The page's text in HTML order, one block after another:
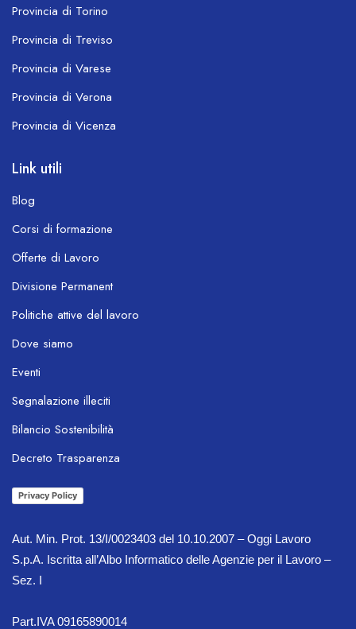
Provincia di Torino
Provincia di Treviso
Provincia di Varese
Provincia di Verona
Provincia di Vicenza
Link utili
Blog
Corsi di formazione
Offerte di Lavoro
Divisione Permanent
Politiche attive del lavoro
Dove siamo
Eventi
Segnalazione illeciti
Bilancio Sostenibilità
Decreto Trasparenza
Privacy Policy
Aut. Min. Prot. 13/I/0023403 del 10.10.2007 – Oggi Lavoro
S.p.A. Iscritta all’Albo Informatico delle Agenzie per il Lavoro –
Sez. I
Part.IVA 09165890014